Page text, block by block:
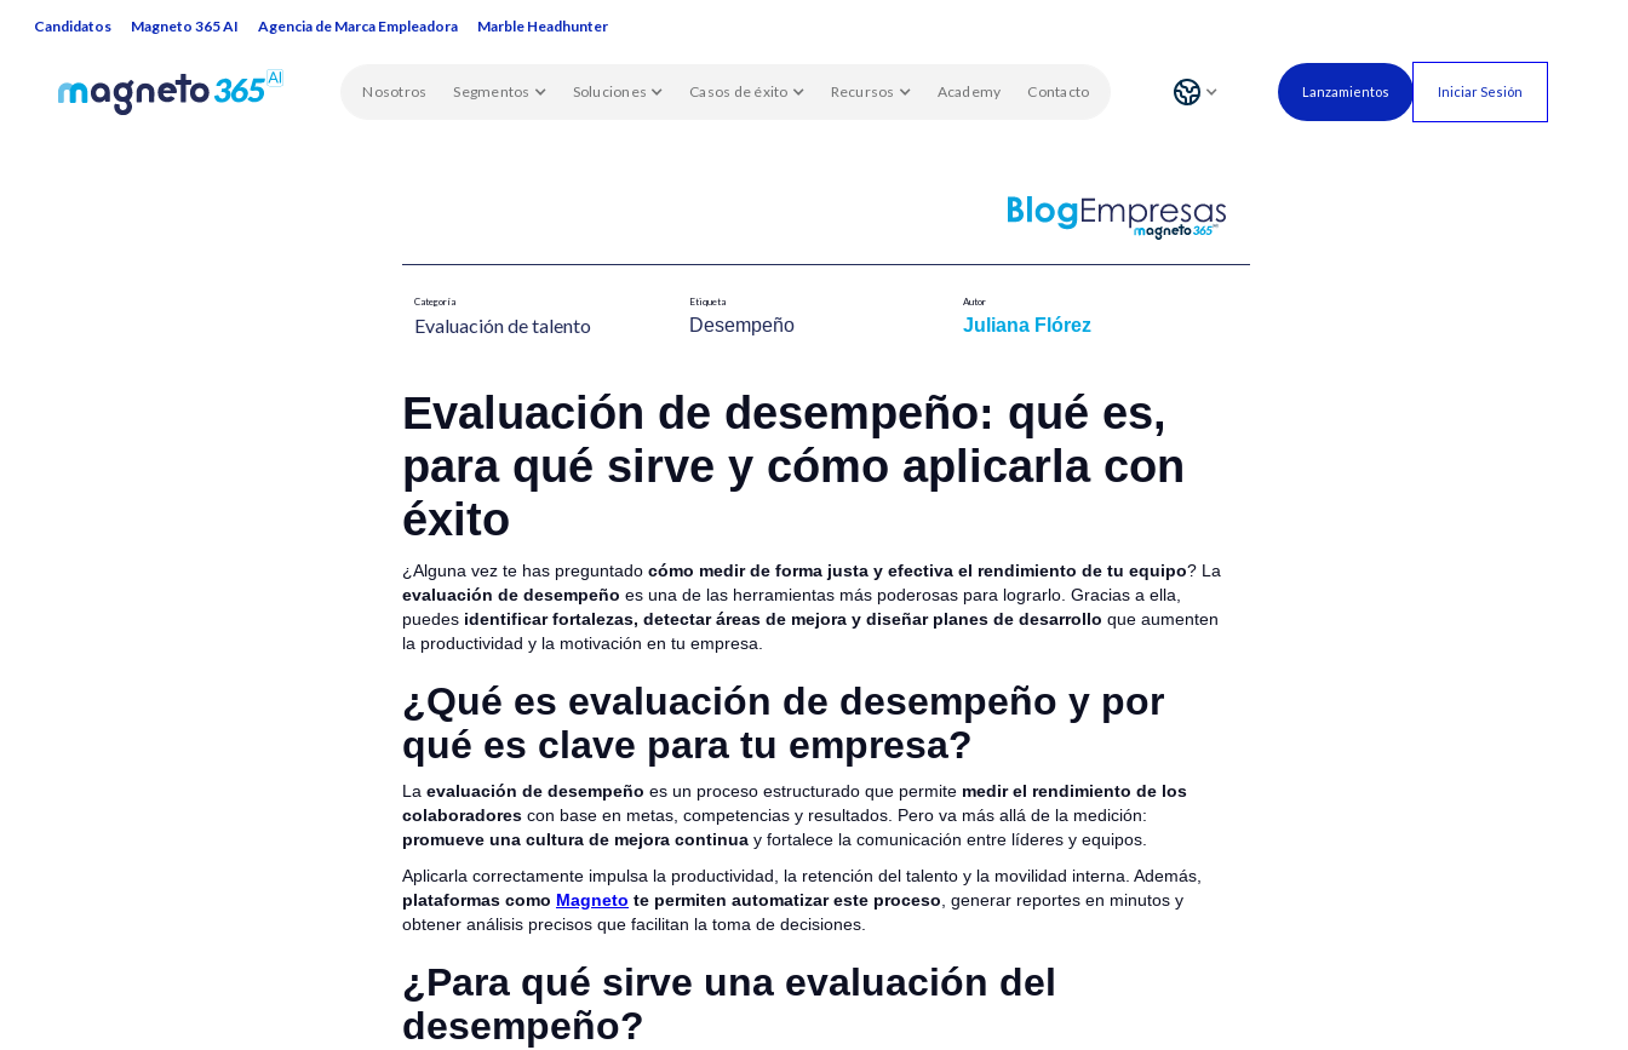
Candidatos Magneto 365 AI Agencia de Marca Empleadora Marble Headhunter
Nosotros Segmentos Soluciones Casos de éxito Recursos Academy Contacto Lanzamientos Iniciar Sesión
Categoría
Evaluación de talent​o
Etiqueta
Desempeño
Autor
Juliana Flórez
Evaluación de desempeño: qué es,
para qué sirve y cómo aplicarla con
éxito
¿Alguna vez te has preguntado cómo medir de forma justa y efectiva el rendimiento de tu equipo? La
evaluación de desempeño es una de las herramientas más poderosas para lograrlo. Gracias a ella,
puedes identificar fortalezas, detectar áreas de mejora y diseñar planes de desarrollo que aumenten
la productividad y la motivación en tu empresa.
¿Qué es evaluación de desempeño y por
qué es clave para tu empresa?
La evaluación de desempeño es un proceso estructurado que permite medir el rendimiento de los
colaboradores con base en metas, competencias y resultados. Pero va más allá de la medición:
promueve una cultura de mejora continua y fortalece la comunicación entre líderes y equipos.
Aplicarla correctamente impulsa la productividad, la retención del talento y la movilidad interna. Además,
plataformas como Magneto te permiten automatizar este proceso , generar reportes en minutos y
obtener análisis precisos que facilitan la toma de decisiones.
¿Para qué sirve una evaluación del
desempeño?